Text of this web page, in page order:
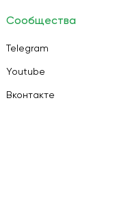
Сообщества
Telegram
Youtube
Вконтакте